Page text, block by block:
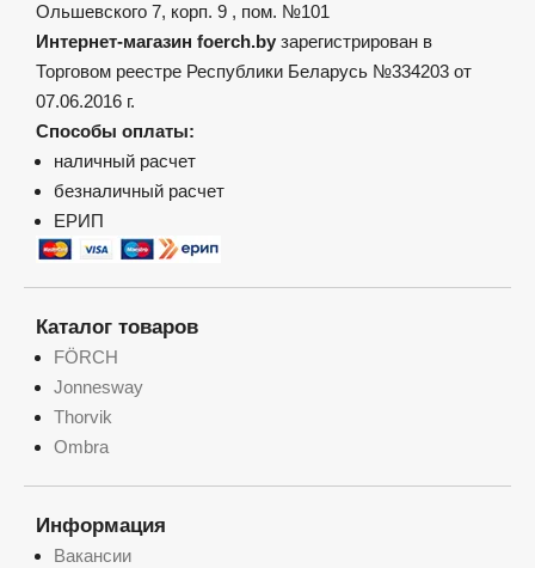
Ольшевского 7, корп. 9 , пом. №101
Интернет-магазин foerch.by зарегистрирован в
Торговом реестре Республики Беларусь №334203 от
07.06.2016 г.
Способы оплаты:
наличный расчет
безналичный расчет
ЕРИП
Каталог товаров
FÖRCH
Jonnesway
Thorvik
Ombra
Информация
Вакансии